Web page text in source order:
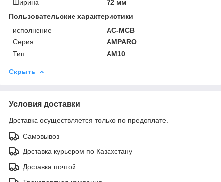
Ширина
72 мм
Пользовательские характеристики
исполнение
AC-MCB
Серия
AMPARO
Тип
AM10
Скрыть
Условия доставки
Доставка осуществляется только по предоплате.
Самовывоз
Доставка курьером по Казахстану
Доставка почтой